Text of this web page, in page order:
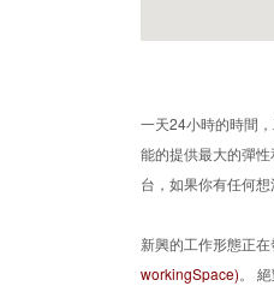
一天24小時的時間
能的提供最大的彈
台，如果你有任何
新興的工作形態正
workingSpace)。